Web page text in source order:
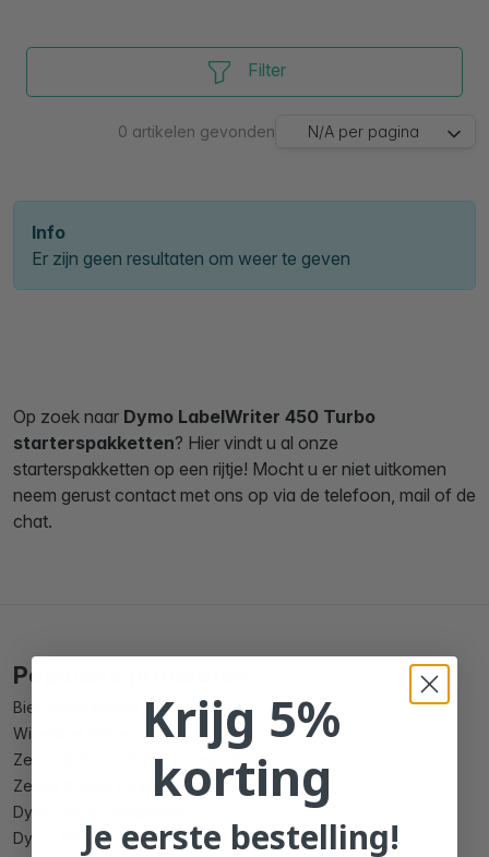
Filter
0 artikelen gevonden N/A per pagina
Info
Er zijn geen resultaten om weer te geven
Op zoek naar Dymo LabelWriter 450 Turbo
starterspakketten? Hier vindt u al onze
starterspakketten op een rijtje! Mocht u er niet uitkomen
neem gerust contact met ons op via de telefoon, mail of de
chat.
Populaire producten
Bier etiket maken
Wijnetiket maken
Zebra 102mm x 150mm compatible
Zebra 102mm x 210mm compatible
Dymo 99010 compatible
Dymo 99012 compatible
Krijg 5%
korting
Je eerste bestelling!